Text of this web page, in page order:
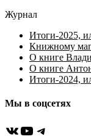
Журнал
Итоги-2025,
Книжному
О книге
О книге
Итоги-2024,
Мы в соцсетях
ВКонтакте
YouTube
Telegram